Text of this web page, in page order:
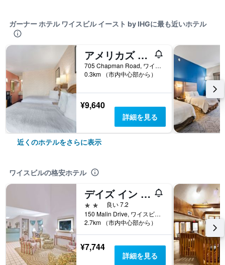
ガーナー ホテル ワイスビル イースト by IHGに最も近いホテル
アメリカズ ベスト バリュー イン ウィズビル
705 Chapman Road, ワイスビル, VA, アメリカ合衆国
0.3km （市内中心部から）
¥9,640
詳細を見る
近くのホテルをさらに表示
ワイスビルの格安ホテル
デイズ イン バイ ウィンダム ウィズビル
2つ星
良い 7.2
150 Malin Drive, ワイスビル, VA, アメリカ合衆国
2.7km （市内中心部から）
¥7,744
詳細を見る